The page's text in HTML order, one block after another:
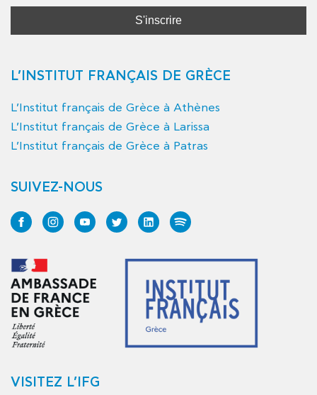
L’INSTITUT FRANÇAIS DE GRÈCE
L’Institut français de Grèce à Athènes
L’Institut français de Grèce à Larissa
L’Institut français de Grèce à Patras
SUIVEZ-NOUS
VISITEZ L’IFG